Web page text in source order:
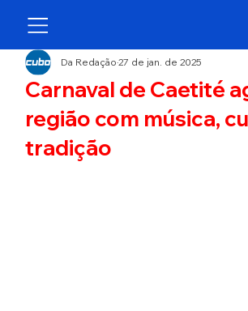
Carnaval de Caetité
região com música,
tradição
Da Redação27 de jan. de 2025